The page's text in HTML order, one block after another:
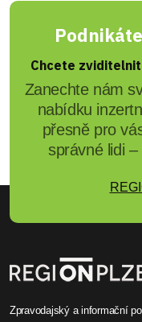
Chcete
Zanechte nám
nabídku
přesně pro
správné lidi
Zpravodajský a informační